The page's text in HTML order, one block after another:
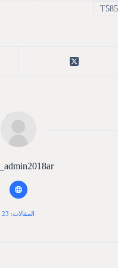
المقالات: 23